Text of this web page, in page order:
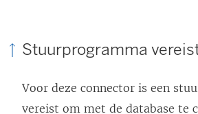
Stuurprogramma
Voor deze connector is een
vereist om met de database te